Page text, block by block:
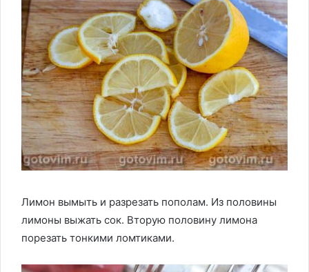
Лимон вымыть и разрезать пополам. Из половины
лимоны выжать сок. Вторую половину лимона
порезать тонкими ломтиками.